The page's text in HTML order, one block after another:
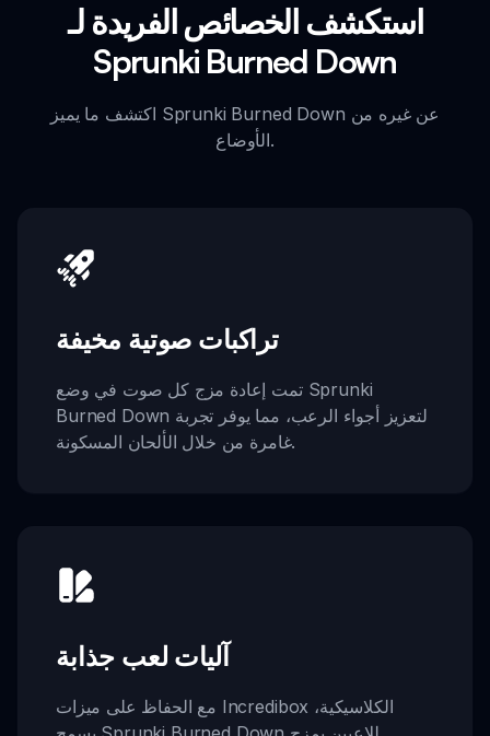
استكشف الخصائص الفريدة لـ
Sprunki Burned Down
اكتشف ما يميز Sprunki Burned Down عن غيره من
الأوضاع.
تراكبات صوتية مخيفة
تمت إعادة مزج كل صوت في وضع Sprunki
Burned Down لتعزيز أجواء الرعب، مما يوفر تجربة
غامرة من خلال الألحان المسكونة.
آليات لعب جذابة
مع الحفاظ على ميزات Incredibox الكلاسيكية،